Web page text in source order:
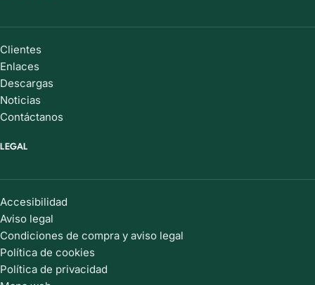
Clientes
Enlaces
Descargas
Noticias
Contáctanos
LEGAL
Accesibilidad
Aviso legal
Condiciones de compra y aviso legal
Política de cookies
Política de privacidad